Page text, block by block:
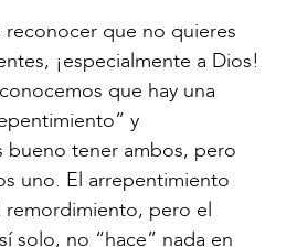
que no quieres
¡especialmente a Dios!
que hay una
y
bueno tener ambos, pero
uno. El arrepentimiento
remordimiento, pero el
solo, no “hace” nada en